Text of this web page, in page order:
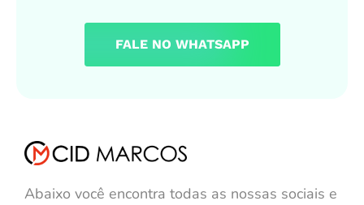
FALE NO WHATSAPP
Abaixo você encontra todas as nossas sociais e